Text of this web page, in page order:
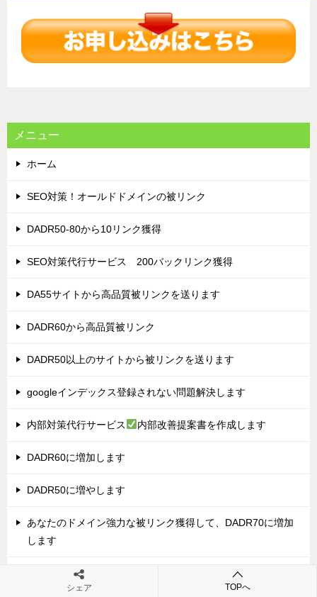
メニュー
ホーム
SEO対策！オールドドメインの被リンク
DADR50-80から10リンク獲得
SEO対策代行サービス 200バックリンク獲得
DA55サイトから高品質被リンクを送ります
DADR60から高品質被リンク
DADR50以上のサイトから被リンクを送ります
googleインデックス登録されない問題解決します
内部対策代行サービス 内部改善提案書を作成します
DADR60に増加します
DADR50に増やします
あなたのドメイン強力な被リンク獲得して、DADR70に増加
します
あなたのドメインパワーを UR50にします
シェア TOPへ